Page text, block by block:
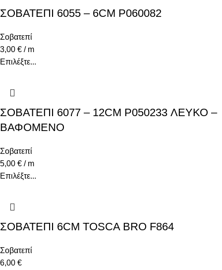
ΣΟΒΑΤΕΠΙ 6055 – 6CM P060082
Σοβατεπί
3,00 € / m
Επιλέξτε...
ΣΟΒΑΤΕΠΙ 6077 – 12CM P050233 ΛΕΥΚΟ –
ΒΑΦΟΜΕΝΟ
Σοβατεπί
5,00 € / m
Επιλέξτε...
ΣΟΒΑΤΕΠΙ 6CM TOSCA BRO F864
Σοβατεπί
6,00 €